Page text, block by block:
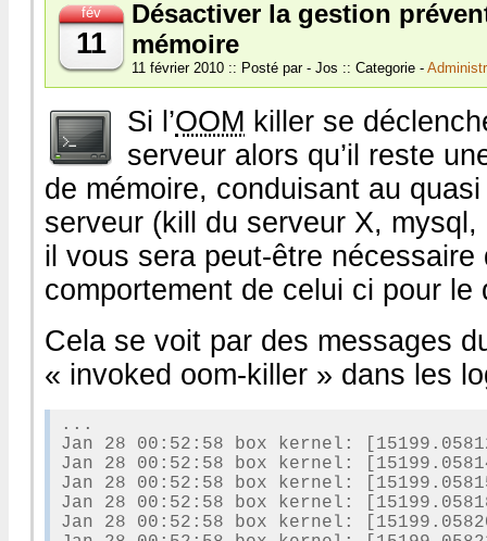
audio
sortie
avec
pulseaudio
fév
11
Désactiver la gestion
mémoire
11 février 2010 :: Posté par - Jos :: Categorie -
Si l’OOM killer se
serveur alors qu’il reste
de mémoire, conduisant au
serveur (kill du serveur X,
il vous sera peut-être nécessaire
comportement de celui ci pour le
Cela se voit par des messages
« invoked oom-killer » dans les
...
Jan 28 00:52:58 box kernel:
Jan 28 00:52:58 box kernel:
Jan 28 00:52:58 box kernel:
Jan 28 00:52:58 box kernel:
Jan 28 00:52:58 box kernel: